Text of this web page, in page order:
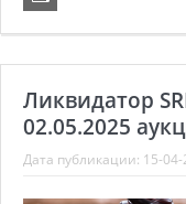
Ликвидатор
02.05.2025
Дата публикации: 15-